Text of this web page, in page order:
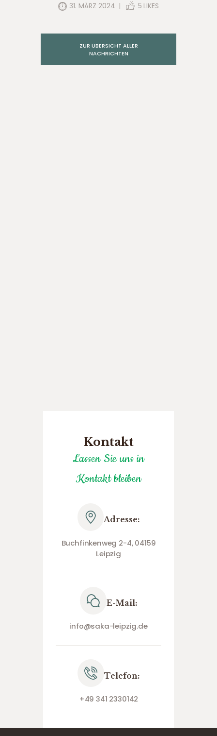
31. MÄRZ 2024 5 LIKES
ZUR ÜBERSICHT ALLER
NACHRICHTEN
Kontakt
Lassen Sie uns in
Kontakt bleiben
Adresse:
Buchfinkenweg 2-4, 04159
Leipzig
E-Mail:
info@saka-leipzig.de
Telefon:
+49 341 2330142